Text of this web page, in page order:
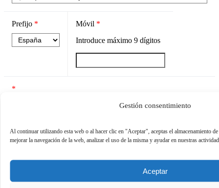
Gestión consentimiento
Al continuar utilizando esta web o al hacer clic en "Aceptar", aceptas el almacenamiento
mejorar la navegación de la web, analizar el uso de la misma y ayudar en nuestras
Aceptar
Prefijo * Móvil *
Introduce máximo 9dígitos
*
condiciones de usoy lapolítica de